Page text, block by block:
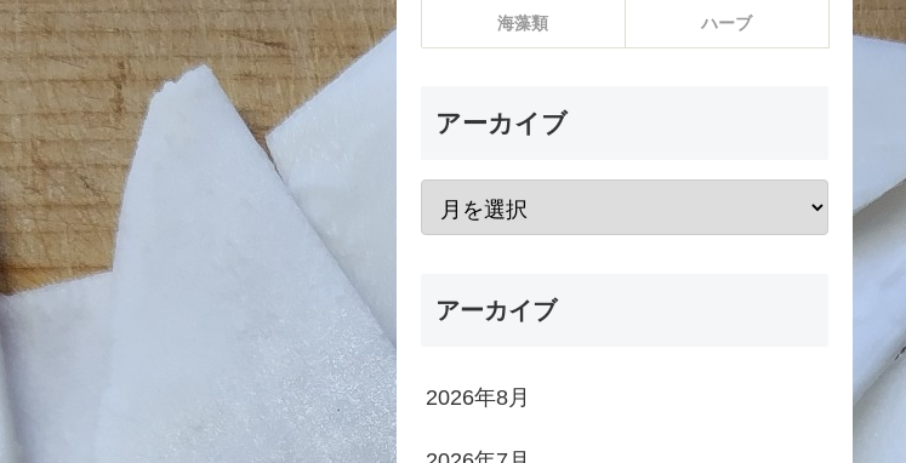
海藻類 ハーブ
アーカイブ
アーカイブ
2026年8月